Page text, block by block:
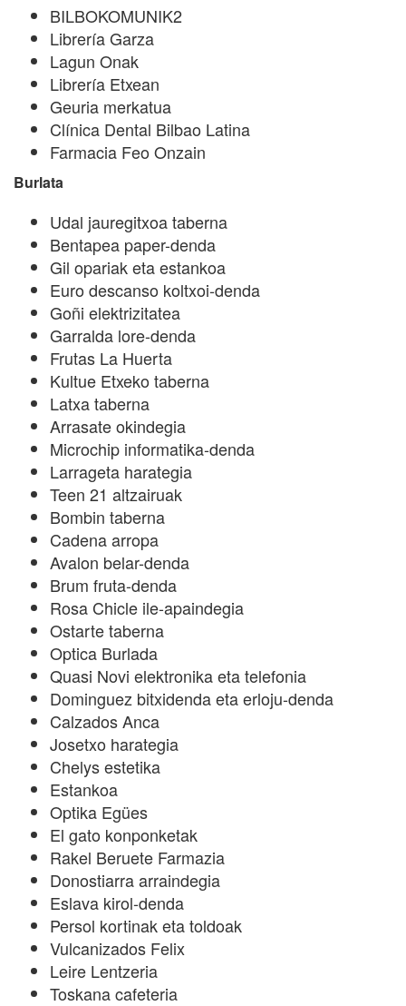
BILBOKOMUNIK2
Librería Garza
Lagun Onak
Librería Etxean
Geuria merkatua
Clínica Dental Bilbao Latina
Farmacia Feo Onzain
Burlata
Udal jauregitxoa taberna
Bentapea paper-denda
Gil opariak eta estankoa
Euro descanso koltxoi-denda
Goñi elektrizitatea
Garralda lore-denda
Frutas La Huerta
Kultue Etxeko taberna
Latxa taberna
Arrasate okindegia
Microchip informatika-denda
Larrageta harategia
Teen 21 altzairuak
Bombin taberna
Cadena arropa
Avalon belar-denda
Brum fruta-denda
Rosa Chicle ile-apaindegia
Ostarte taberna
Optica Burlada
Quasi Novi elektronika eta telefonia
Dominguez bitxidenda eta erloju-denda
Calzados Anca
Josetxo harategia
Chelys estetika
Estankoa
Optika Egües
El gato konponketak
Rakel Beruete Farmazia
Donostiarra arraindegia
Eslava kirol-denda
Persol kortinak eta toldoak
Vulcanizados Felix
Leire Lentzeria
Toskana cafeteria